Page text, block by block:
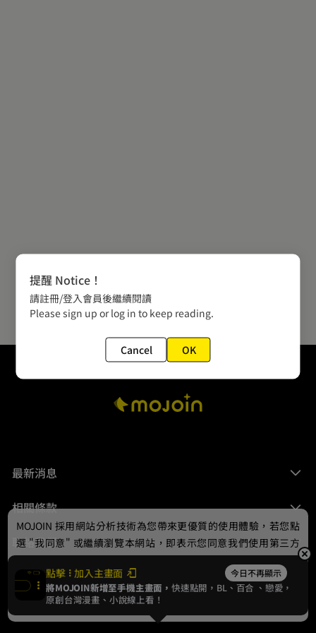
最新消息
相關條款
聯絡我們
© 2024 gamania Digital Entertainment Co., Ltd.
點擊 加入主畫面 今日不再顯示
將MOJOIN新增至手機主畫面，快速點開，BL、 百合 、戀愛，
原創台灣漫畫、小說線上看！
MOJOIN 採用網站分析技術為您帶來更優質的使用體驗，若您點
選 "我同意" 或繼續瀏覽本網站，即表示您同意我們使用第三方
Cookie，欲瞭解更多資訊請見隱私權政策。
我同意
提醒 Notice！
請註冊/登入會員後繼續閱讀
Please sign up or log in to keep reading.
Cancel OK